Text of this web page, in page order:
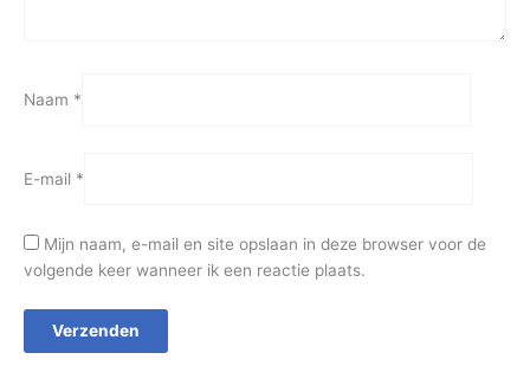
Naam *
E-mail *
Mijn naam, e-mail en site opslaan in deze browser voor de
volgende keer wanneer ik een reactie plaats.